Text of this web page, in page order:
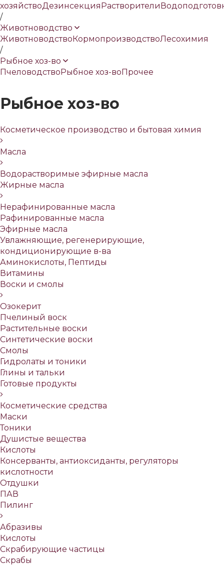
хозяйствоДезинсекцияРастворители
/
Животноводство
ЖивотноводствоКормопроизводствоЛесохимия
/
Рыбное хоз-во
ПчеловодствоРыбное хоз-воПрочее
Рыбное хоз-во
Косметическое производство и бытовая химия
Масла
Водорастворимые эфирные масла
Жирные масла
Нерафинированные масла
Рафинированные масла
Эфирные масла
Увлажняющие, регенерирующие,
кондиционирующие в-ва
Аминокислоты, Пептиды
Витамины
Воски и смолы
Озокерит
Пчелиный воск
Растительные воски
Синтетические воски
Смолы
Гидролаты и тоники
Глины и тальки
Готовые продукты
Косметические средства
Маски
Тоники
Душистые вещества
Кислоты
Консерванты, антиоксиданты, регуляторы
кислотности
Отдушки
ПАВ
Пилинг
Абразивы
Кислоты
Скрабирующие частицы
Скрабы